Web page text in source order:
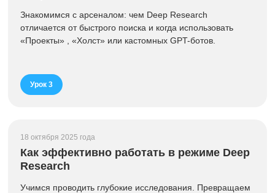
Знакомимся с арсеналом: чем Deep Research
отличается от быстрого поиска и когда использовать
«Проекты» , «Холст» или кастомных GPT-ботов.
Урок 3
18 октября 2025 года
Как эффективно работать в режиме Deep
Research
Учимся проводить глубокие исследования. Превращаем